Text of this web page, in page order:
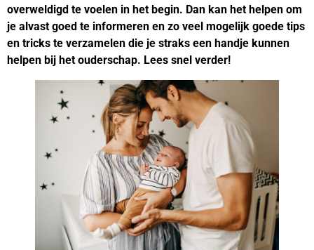
overweldigd te voelen in het begin. Dan kan het helpen om
je alvast goed te informeren en zo veel mogelijk goede tips
en tricks te verzamelen die je straks een handje kunnen
helpen bij het ouderschap. Lees snel verder!